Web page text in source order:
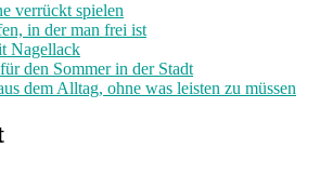
verrückt spielen
in der man frei ist
Nagellack
den Sommer in der Stadt
dem Alltag, ohne was leisten zu müssen